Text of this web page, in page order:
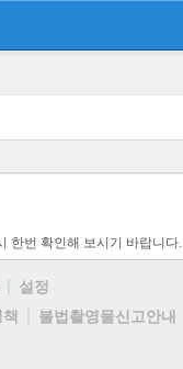
한번 확인해 보시기 바랍니다.
설정
불법촬영물신고안내